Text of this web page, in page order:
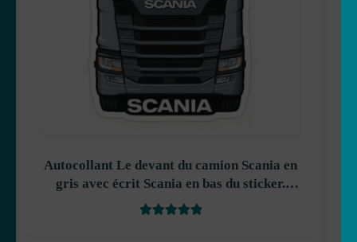
Autocollant Le devant du camion Scania en
gris avec écrit Scania en bas du sticker.
décoration decostickerstore – S56YH6